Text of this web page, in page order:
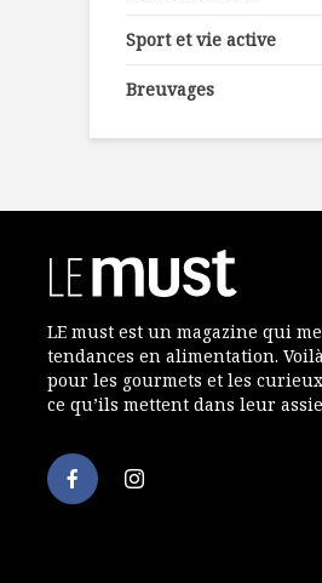
Sport et vie active
Breuvages
LE must est un magazine qui
tendances en alimentation.
pour les gourmets et les
ce qu’ils mettent dans leur